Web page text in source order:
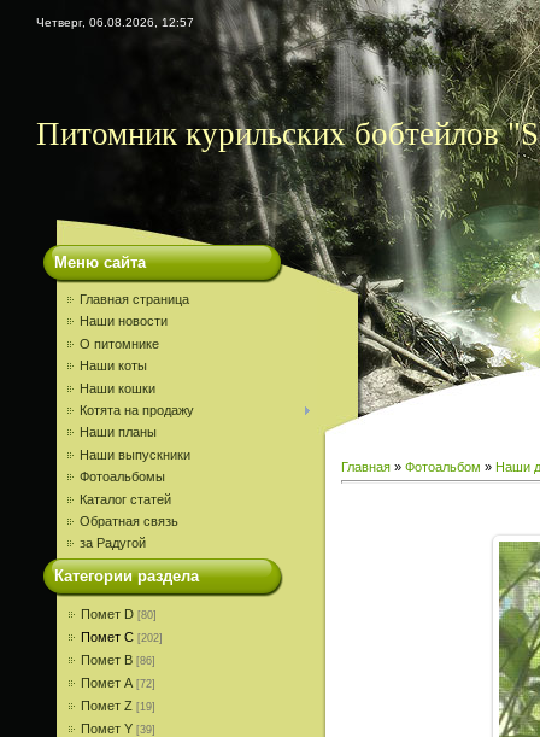
Четверг, 06.08.2026, 12:57
Питомник курильских бобтейлов
Меню сайта
Главная страница
Наши новости
О питомнике
Наши коты
Наши кошки
Котята на продажу
Наши планы
Наши выпускники
Фотоальбомы
Каталог статей
Обратная связь
за Радугой
Категории раздела
Помет D [80]
Помет С [202]
Помет В [86]
Помет A [72]
Помет Z [19]
Помет Y [39]
Главная » Фотоальбом » Наши